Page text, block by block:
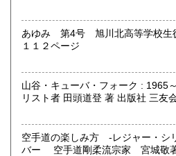
あゆみ 第4号 旭川北高等学校
１１２ページ
山谷・キューバ・フォーク :
リスト者 田頭道登 著 出版社 三友会 刊行年 昭54 ページ数
空手道の楽しみ方 -レジャー・シ